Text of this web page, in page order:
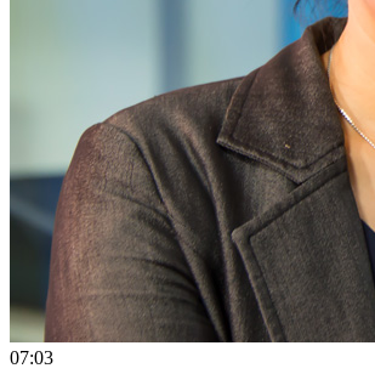
07:03